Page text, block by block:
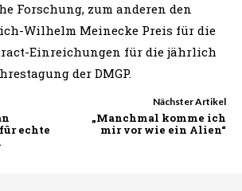
Forschung, zum anderen den
Wilhelm Meinecke Preis für die
Einreichungen für die jährlich
der DMGP.
echte
Nächster Artikel
„Manchmal komme ich
mir vor wie ein Alien“